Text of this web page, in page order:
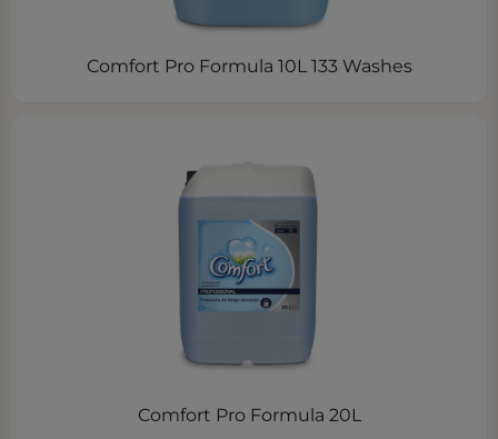
Comfort Pro Formula 10L 133 Washes
Comfort Pro Formula 20L